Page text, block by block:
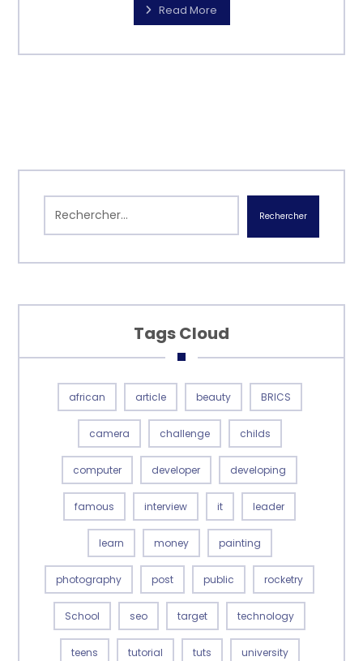
Read More
Rechercher
Tags Cloud
african article beauty BRICS
camera challenge childs
computer developer developing
famous interview it leader
learn money painting
photography post public rocketry
School seo target technology
teens tutorial tuts university